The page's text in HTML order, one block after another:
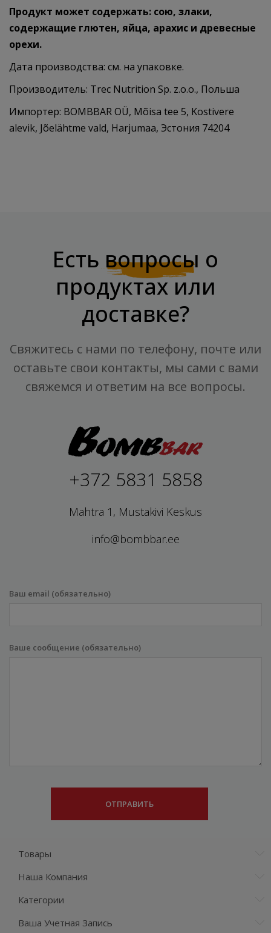
Продукт может содержать: сою, злаки,
содержащие глютен, яйца, арахис и древесные
орехи.
Дата производства: см. на упаковке.
Производитель: Trec Nutrition Sp. z.o.o., Польша
Импортер: BOMBBAR OÜ, Mõisa tee 5, Kostivere
alevik, Jõelähtme vald, Harjumaa, Эстония 74204
Есть вопросы о
продуктах или
доставке?
Свяжитесь с нами по телефону, почте или
оставьте свои контакты, мы сами с вами
свяжемся и ответим на все вопросы.
+372 5831 5858
Mahtra 1, Mustakivi Keskus
info@bombbar.ee
Ваш email (обязательно)
Ваше сообщение (обязательно)
Товары
Наша Компания
Категории
Ваша Учетная Запись